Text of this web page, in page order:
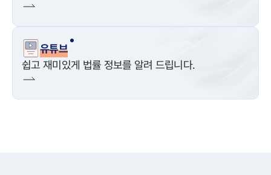
유튜브
쉽고 재미있게 법률 정보를 알려 드립니다.